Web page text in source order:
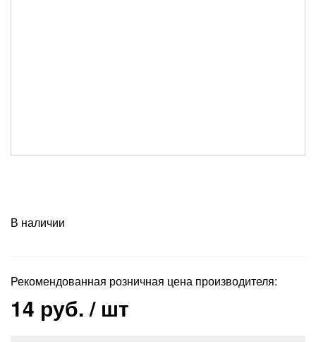
В наличии
Рекомендованная розничная цена производителя:
14 руб./ шт